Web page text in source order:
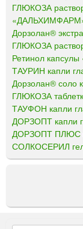
ГЛЮКОЗА
Дорзолан®
ГЛЮКОЗА
Ретинол
ТАУРИН капли
Дорзолан® соло
ГЛЮКОЗА
ТАУФОН капли
ДОРЗОПТ капли
ДОРЗОПТ ПЛЮС
СОЛКОСЕРИЛ